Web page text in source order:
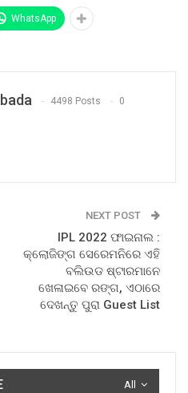
WhatsApp
4498 Posts 0
NEXT POST
IPL 2022 ଫାଇନାଲ :
କ୍ଲୋଜିଙ୍ଗ ସେରେମନିରେ ଏହି
ବଲିଉଡ ଷ୍ଟାରମାନେ
ଖେଳାଇବେ ରଙ୍ଗ, ଏଠାରେ
ଦେଖନ୍ତୁ ପୁରା Guest List
All